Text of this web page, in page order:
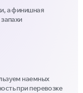
а финишная
наемных
при перевозке